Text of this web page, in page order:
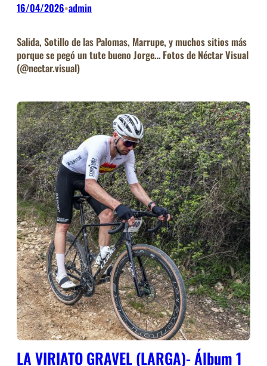
16/04/2026•admin
Salida, Sotillo de las Palomas, Marrupe, y muchos sitios más
porque se pegó un tute bueno Jorge… Fotos de Néctar Visual
(@nectar.visual)
LA VIRIATO GRAVEL (LARGA)- Álbum 1